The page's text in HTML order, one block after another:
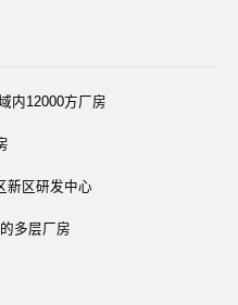
内12000方厂房
新区研发中心
多层厂房